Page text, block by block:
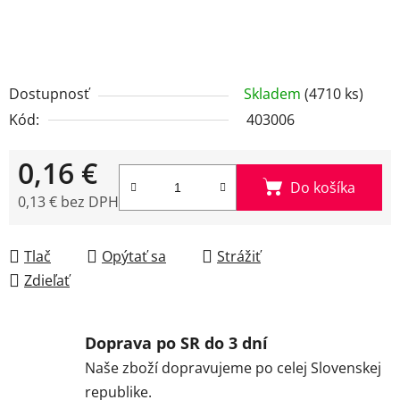
Dostupnosť Skladem (4710 ks)
Kód:
403006
0,16 €
0,13 € bez DPH
Do košíka
Tlač Opýtať sa
Strážiť
Zdieľať
Doprava po SR do 3 dní
Naše zboží dopravujeme po celej Slovenskej
republike.